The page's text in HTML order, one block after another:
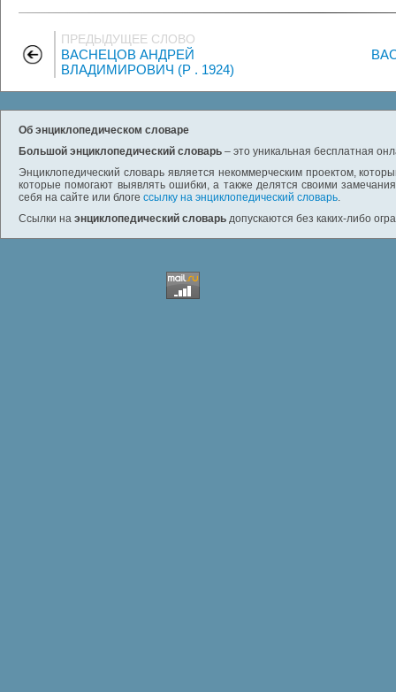
ПРЕДЫДУЩЕЕ СЛОВО
ВАСНЕЦОВ АНДРЕЙ
ВЛАДИМИРОВИЧ (Р . 1924)
Об энциклопедическом словаре
Большой энциклопедический словарь – это уникальная бесплатная
Энциклопедический словарь является некоммерческим проектом,
которые помогают выявлять ошибки, а также делятся своими
себя на сайте или блоге ссылку на энциклопедический словарь.
Ссылки на энциклопедический словарь допускаются без каких-либо